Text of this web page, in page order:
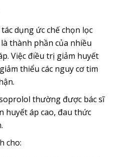
dụng ức chế chọn lọc
thành phần của nhiều
Việc điều trị giảm huyết
thiểu các nguy cơ tim
thường được bác sĩ
huyết áp cao, đau thức
cho: